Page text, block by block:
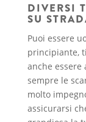
DIVERSI
SU
Puoi essere
principiante,
anche
sempre le
molto
assicurarsi